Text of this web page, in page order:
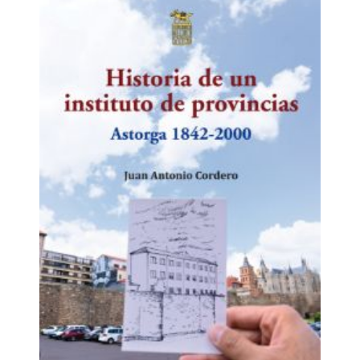
batalla contra el Covid-19, con el desagradable
atasco y saturación de los servicios médicos y
funerarios. Es cuando está escrito el relato, que
publicó el digital Astorga Redacción, a modo de
crónica, sobre la vergonzosa batalla de algunos
partidos en contra del Gobierno, con el fin de
derribarle, sin importarle las circunstancias en las que
los españoles morían. En esos tiempos concluyó un
proyecto singular de las artistas leonesas, literarias y
plásticas, empeñadas en visibilizar a Concha Espina,
la autora de La esfinge maragata, ninguneada por su
condición de mujer en la primera parte del siglo
pasado. Que los tiempos han cambiado tiene su
testimonio en la aparición del libro Artistas leonesas
al rescate de Concha Espina, publicado por Lobo
Sapiens, que traerá cola. En sus inicios se sitúa el
ensayo de la cuarta parte, titulado Concha Espina
Rescatada. En él se reconstruye la historia cultural de
Astorga en el último siglo, desde que apareció la
novela de la escritora cántabra. Con un primer dato
revelador. Los muchos nombres que se evocan son
todos de hombres, con la excepción de Santa Marta,
patrona de la ciudad, y las conocidas como las tres